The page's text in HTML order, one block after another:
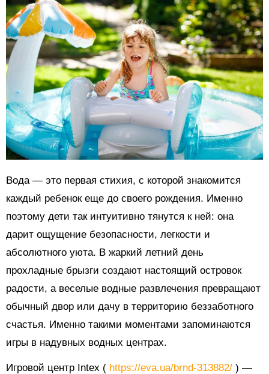
Вода — это первая стихия, с которой знакомится
каждый ребенок еще до своего рождения. Именно
поэтому дети так интуитивно тянутся к ней: она
дарит ощущение безопасности, легкости и
абсолютного уюта. В жаркий летний день
прохладные брызги создают настоящий островок
радости, а веселые водные развлечения превращают
обычный двор или дачу в территорию беззаботного
счастья. Именно такими моментами запоминаются
игры в надувных водных центрах.
Игровой центр Intex ( https://eva.ua/brnd-313882/ ) —